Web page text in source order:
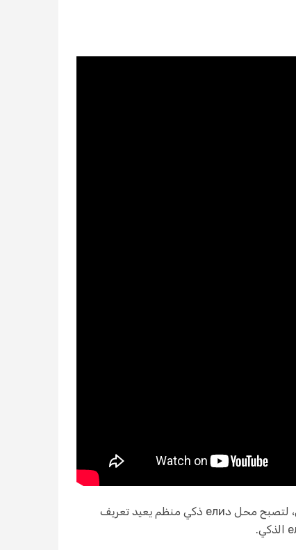
قامت محل دели إيراني مؤخرًا بترقية عملياته باستخدام علامات التسعير الب纸化 الإلكتروني بحجم 2.9 بوصات من داتالن، لتصبح محل دели ذكي منظم يعيد تعريف